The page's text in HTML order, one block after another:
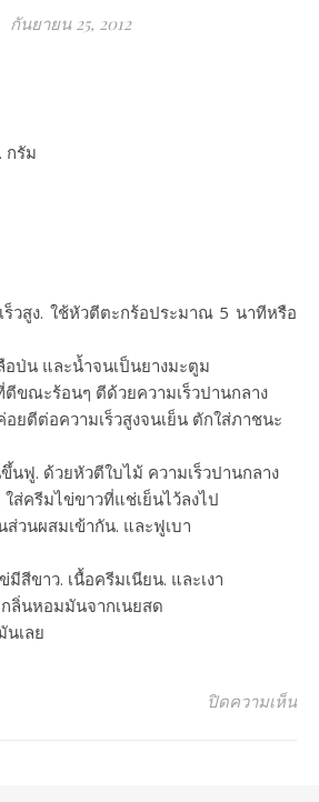
กันยายน 25, 2012
กรัม
ร็วสูง. ใช้หัวตีตะกร้อประมาณ 5 นาทีหรือ
อป่น และน้ำจนเป็นยางมะตูม
ขณะร้อนๆ ตีด้วยความเร็วปานกลาง
ยตีต่อความเร็วสูงจนเย็น ตักใส่ภาชนะ
นฟู. ด้วยหัวตีใบไม้ ความเร็วปานกลาง
ส่ครีมไข่ขาวที่แช่เย็นไว้ลงไป
วนผสมเข้ากัน. และฟูเบา
สีขาว. เนื้อครีมเนียน. และเงา
ลิ่นหอมมันจากเนยสด
นเลย
ปิดความเห็นบ